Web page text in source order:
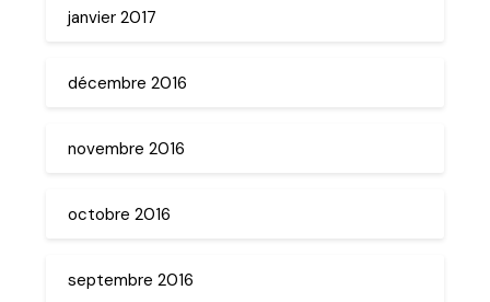
janvier 2017
décembre 2016
novembre 2016
octobre 2016
septembre 2016